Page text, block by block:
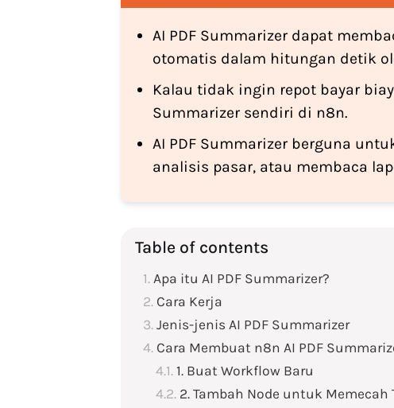
AI PDF Summarizer dapat
otomatis dalam hitungan detik
Kalau tidak ingin repot bayar
Summarizer sendiri di n8n.
AI PDF Summarizer berguna
analisis pasar, atau membaca
Table of contents
Apa itu AI PDF Summarizer?
Cara Kerja
Jenis-jenis AI PDF Summarizer
Cara Membuat n8n AI PDF
1. Buat Workflow Baru
2. Tambah Node untuk Memecah